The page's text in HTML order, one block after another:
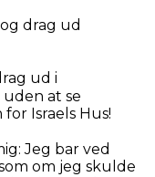
drag ud
ud i
at se
Israels Hus!
Jeg bar ved
om jeg skulde